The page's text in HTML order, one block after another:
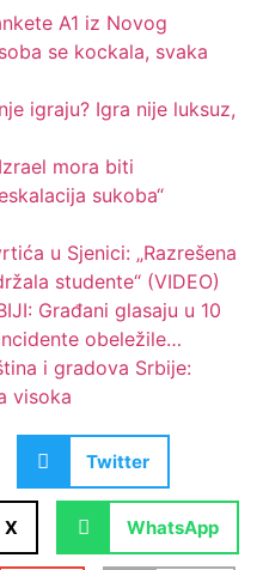
A1 iz Novog
se kockala, svaka
igraju? Igra nije luksuz,
mora biti
sukoba“
u Sjenici: „Razrešena
studente“ (VIDEO)
Građani glasaju u 10
obeležile…
i gradova Srbije:
visoka
Twitter
X WhatsApp